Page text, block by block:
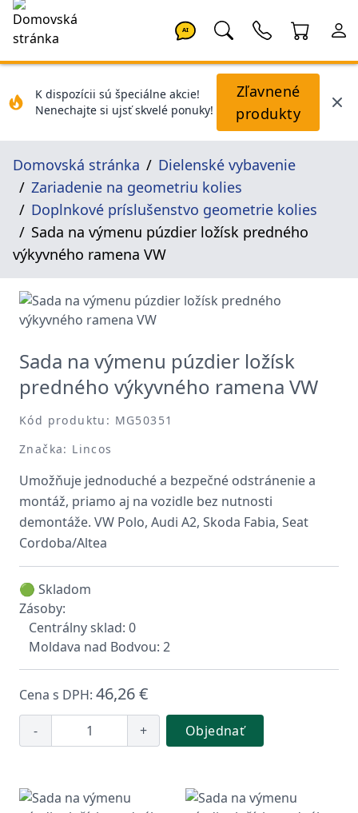
AI
K dispozícii sú špeciálne akcie!
Nenechajte si ujsť skvelé ponuky!
Zľavnené
produkty
Domovská stránka
Dielenské vybavenie
Zariadenie na geometriu kolies
Doplnkové príslušenstvo geometrie kolies
Sada na výmenu púzdier ložísk predného
výkyvného ramena VW
Sada na výmenu púzdier ložísk
predného výkyvného ramena VW
Kód produktu: MG50351
Značka: Lincos
Umožňuje jednoduché a bezpečné odstránenie a
montáž, priamo aj na vozidle bez nutnosti
demontáže. VW Polo, Audi A2, Skoda Fabia, Seat
Cordoba/Altea
🟢 Skladom
Zásoby:
Centrálny sklad: 0
Moldava nad Bodvou: 2
Cena s DPH: 46,26 €
- + Objednať